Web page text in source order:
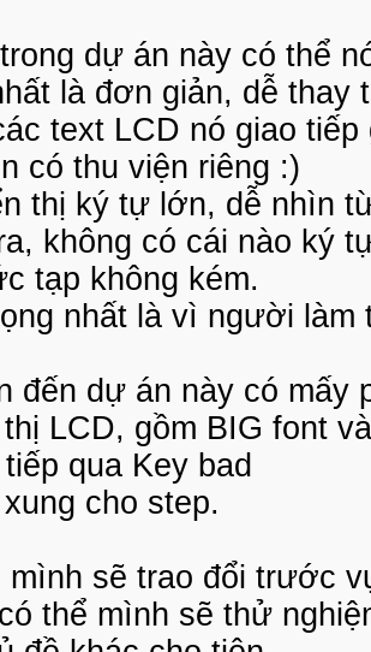
dự án này có thể
là đơn giản, dễ thay
text LCD nó giao
có thu viện riêng :)
thị ký tự lớn, dễ nhìn
không có cái nào ký
tạp không kém.
nhất là vì người làm
đến dự án này có mấy
LCD, gồm BIG font
qua Key bad
cho step.
mình sẽ trao đổi trước
thể mình sẽ thử